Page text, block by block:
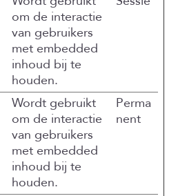
om de interactie
van gebruikers
met embedded
inhoud bij te
houden.
Wordt gebruikt
om de interactie
van gebruikers
met embedded
inhoud bij te
houden.
Perma
nent